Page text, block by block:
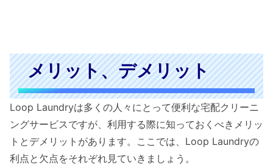
メリット、デメリット
Loop Laundryは多くの人々にとって便利な宅配クリーニ
ングサービスですが、利用する際に知っておくべきメリッ
トとデメリットがあります。ここでは、Loop Laundryの
利点と欠点をそれぞれ見ていきましょう。